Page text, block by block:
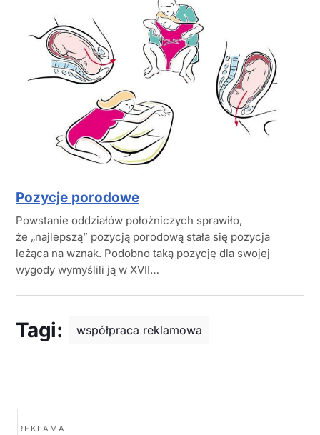
Pozycje porodowe
Powstanie oddziałów położniczych sprawiło,
że „najlepszą” pozycją porodową stała się pozycja
leżąca na wznak. Podobno taką pozycję dla swojej
wygody wymyślili ją w XVII…
Tagi: współpraca reklamowa
REKLAMA